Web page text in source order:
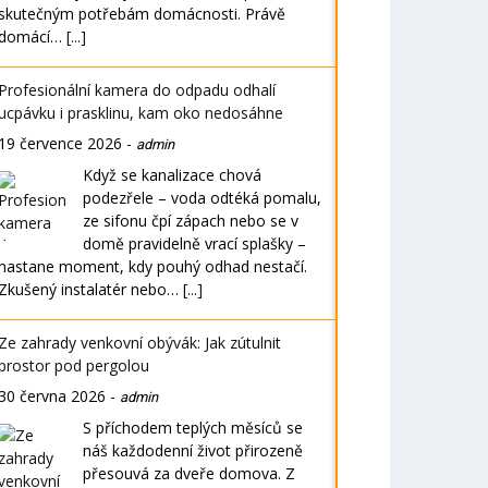
potřebám domácnosti. Právě
[...]
kamera do odpadu odhalí
i prasklinu, kam oko nedosáhne
července 2026 - admin
Když se kanalizace chová
podezřele – voda odtéká pomalu,
ze sifonu čpí zápach nebo se v
domě pravidelně vrací splašky –
moment, kdy pouhý odhad nestačí.
instalatér nebo… [...]
zahrady venkovní obývák: Jak zútulnit
pod pergolou
června 2026 - admin
S příchodem teplých měsíců se
náš každodenní život přirozeně
přesouvá za dveře domova. Z